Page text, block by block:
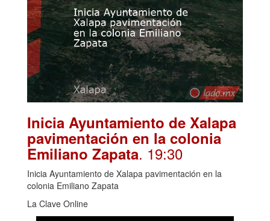
Inicia Ayuntamiento de Xalapa
pavimentación en la colonia
Emiliano Zapata. 19:30
Inicia Ayuntamiento de Xalapa pavimentación en la
colonia Emiliano Zapata
La Clave Online